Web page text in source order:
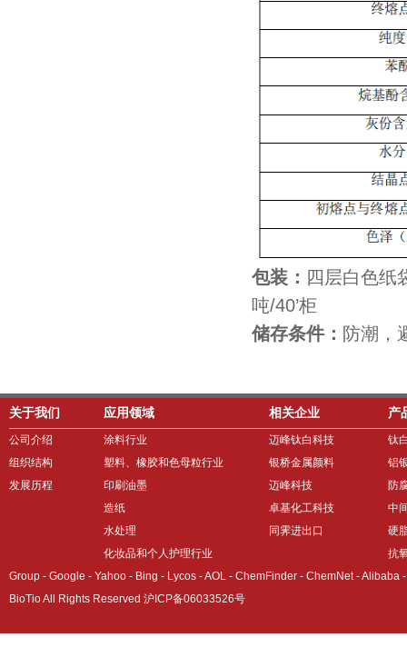
包装： 四层白色纸
吨/40’柜
储存条件： 防潮，
关于我们 应用领域 相关企业 产
公司介绍
组织结构
发展历程
涂料行业
塑料、橡胶和色母粒行业
印刷油墨
造纸
水处理
化妆品和个人护理行业
迈峰钛白科技
银桥金属颜料
迈峰科技
卓基化工科技
同霁进出口
钛
铝
防
中
硬
抗
Group - Google - Yahoo - Bing - Lycos -AOL - ChemFinder - ChemNet-Alibaba
BioTio All Rights Reserved 沪ICP备06033526号